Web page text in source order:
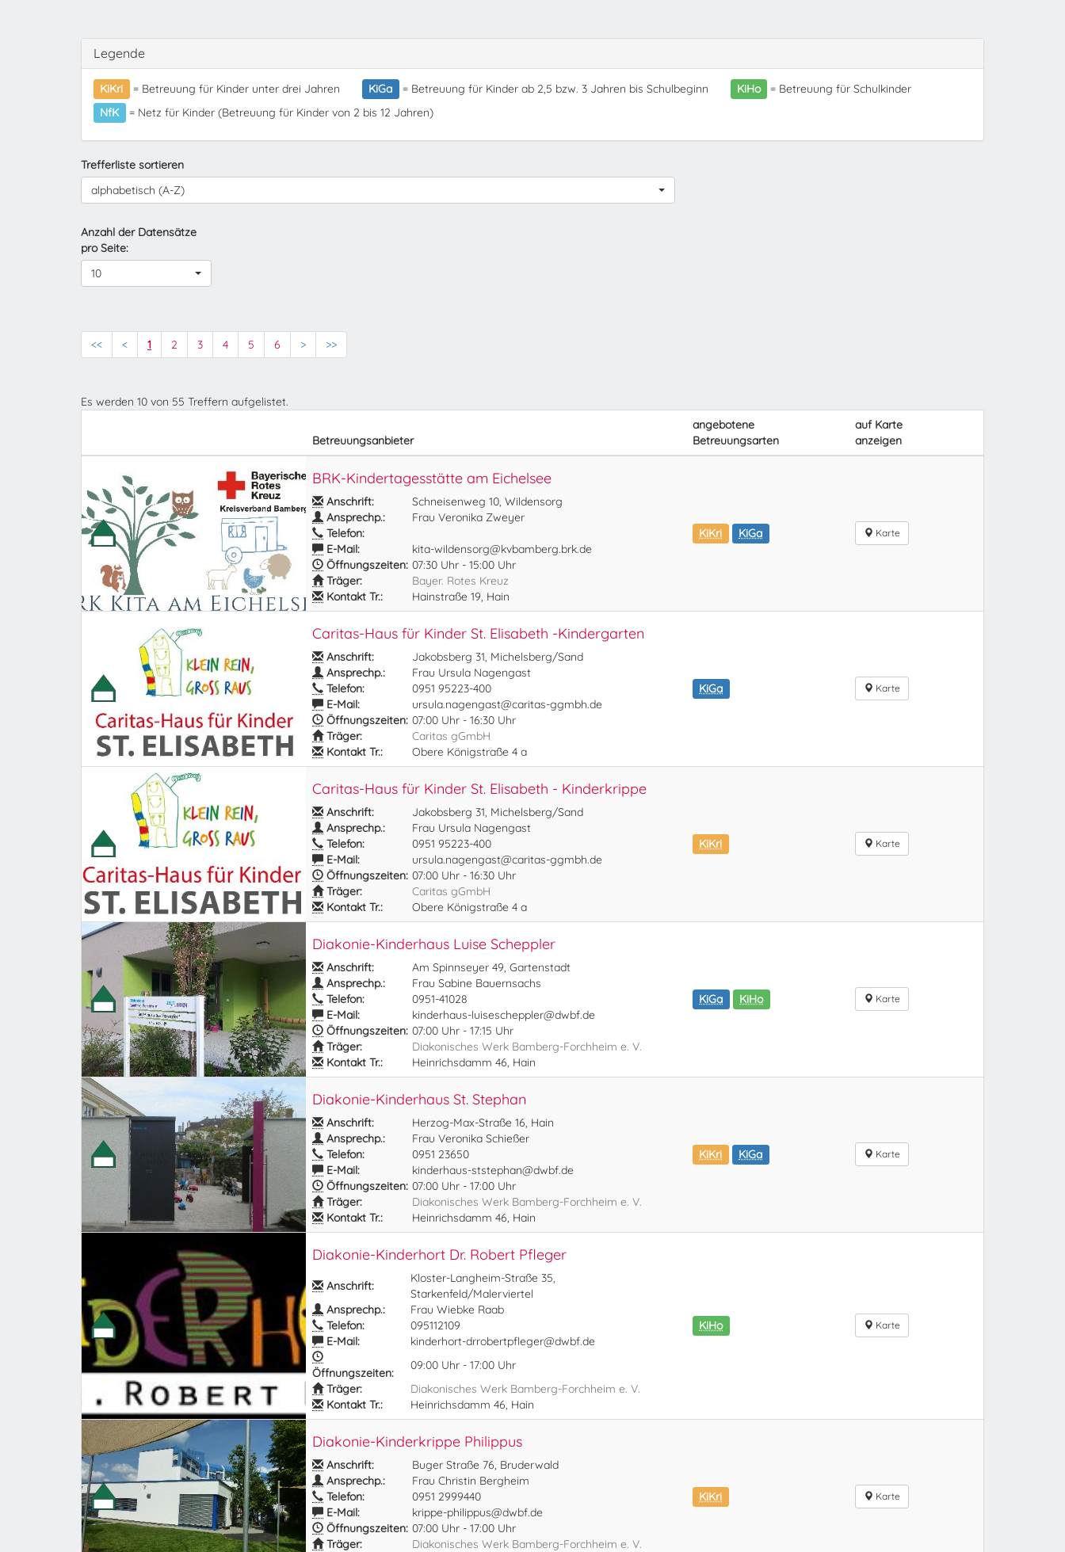
Legende
KiKri = Betreuung für Kinder unter drei Jahren KiGa = Betreuung für Kinder ab 2,5 bzw. 3 Jahren bis Schulbeginn KiHo
= Betreuung für Schulkinder
NfK
= Netz für Kinder (Betreuung für Kinder von 2 bis 12 Jahren)
Trefferliste sortieren
alphabetisch (A-Z)
Anzahl der Datensätze
pro Seite:
10
<< < 1 2 3 4 5 6 > >>
Es werden 10 von 55 Treffern aufgelistet.
Betreuungsanbieter
angebotene
Betreuungsarten
auf Karte
anzeigen
BRK-Kindertagesstätte am Eichelsee
Anschrift:
Schneisenweg 10, Wildensorg
Ansprechp.:
Frau Veronika Zweyer
Telefon:
E-Mail:
kita-wildensorg@kvbamberg.brk.de
Öffnungszeiten: 07:30 Uhr - 15:00 Uhr
Träger:
Bayer. Rotes Kreuz
Kontakt Tr.:
Hainstraße 19, Hain
KiKri KiGa Karte
Caritas-Haus für Kinder St. Elisabeth -Kindergarten
Anschrift:
Jakobsberg 31, Michelsberg/Sand
Ansprechp.:
Frau Ursula Nagengast
Telefon:
0951 95223-400
E-Mail:
ursula.nagengast@caritas-ggmbh.de
Öffnungszeiten: 07:00 Uhr - 16:30 Uhr
Träger:
Caritas gGmbH
Kontakt Tr.:
Obere Königstraße 4 a
KiGa Karte
Caritas-Haus für Kinder St. Elisabeth - Kinderkrippe
Anschrift:
Jakobsberg 31, Michelsberg/Sand
Ansprechp.:
Frau Ursula Nagengast
Telefon:
0951 95223-400
E-Mail:
ursula.nagengast@caritas-ggmbh.de
Öffnungszeiten: 07:00 Uhr - 16:30 Uhr
Träger:
Caritas gGmbH
Kontakt Tr.:
Obere Königstraße 4 a
KiKri Karte
Diakonie-Kinderhaus Luise Scheppler
Anschrift:
Am Spinnseyer 49, Gartenstadt
Ansprechp.:
Frau Sabine Bauernsachs
Telefon:
0951-41028
E-Mail:
kinderhaus-luisescheppler@dwbf.de
Öffnungszeiten: 07:00 Uhr - 17:15 Uhr
Träger:
Diakonisches Werk Bamberg-Forchheim e. V.
Kontakt Tr.:
Heinrichsdamm 46, Hain
KiGa KiHo Karte
Diakonie-Kinderhaus St. Stephan
Anschrift:
Herzog-Max-Straße 16, Hain
Ansprechp.:
Frau Veronika Schießer
Telefon:
0951 23650
E-Mail:
kinderhaus-ststephan@dwbf.de
Öffnungszeiten: 07:00 Uhr - 17:00 Uhr
Träger:
Diakonisches Werk Bamberg-Forchheim e. V.
Kontakt Tr.:
Heinrichsdamm 46, Hain
KiKri KiGa Karte
Diakonie-Kinderhort Dr. Robert Pfleger
Anschrift:
Kloster-Langheim-Straße 35,
Starkenfeld/Malerviertel
Ansprechp.:
Frau Wiebke Raab
Telefon:
095112109
E-Mail:
kinderhort-drrobertpfleger@dwbf.de
Öffnungszeiten:
09:00 Uhr - 17:00 Uhr
Träger:
Diakonisches Werk Bamberg-Forchheim e. V.
Kontakt Tr.:
Heinrichsdamm 46, Hain
KiHo Karte
Diakonie-Kinderkrippe Philippus
Anschrift:
Buger Straße 76, Bruderwald
Ansprechp.:
Frau Christin Bergheim
Telefon:
0951 2999440
E-Mail:
krippe-philippus@dwbf.de
Öffnungszeiten: 07:00 Uhr - 17:00 Uhr
Träger:
Diakonisches Werk Bamberg-Forchheim e. V.
KiKri Karte